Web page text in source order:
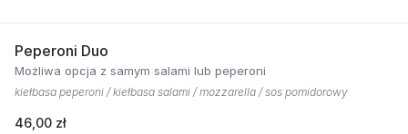
Peperoni Duo
Możliwa opcja z samym salami lub peperoni
kiełbasa peperoni / kiełbasa salami / mozzarella / sos pomidorowy
46,00 zł